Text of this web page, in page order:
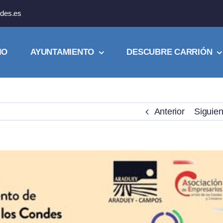
AYUNTAMIENTO DESCUBRE CARRIÓN
Anterior